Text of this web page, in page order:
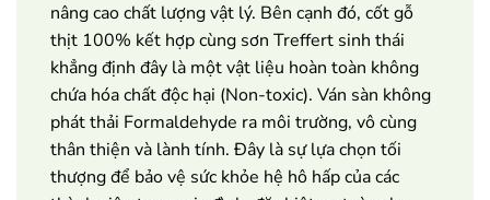
nâng cao chất lượng vật lý. Bên cạnh đó, cốt gỗ
thịt 100% kết hợp cùng sơn Treffert sinh thái
khẳng định đây là một vật liệu hoàn toàn không
chứa hóa chất độc hại (Non-toxic). Ván sàn không
phát thải Formaldehyde ra môi trường, vô cùng
thân thiện và lành tính. Đây là sự lựa chọn tối
thượng để bảo vệ sức khỏe hệ hô hấp của các